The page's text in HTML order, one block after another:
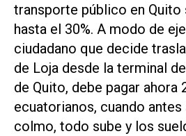
transporte público en Quito
hasta el 30%. A modo de
ciudadano que decide
de Loja desde la terminal
de Quito, debe pagar ahora
ecuatorianos, cuando antes
colmo, todo sube y los